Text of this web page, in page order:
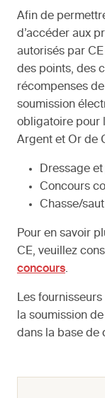
Afin de
d’accéder aux
autorisés par
des points, des
récompenses
soumission
obligatoire pour
Argent et Or de
Dressage
Concours
Chasse/
Pour en savoir
CE, veuillez
concours.
Les
la soumission
dans la base de